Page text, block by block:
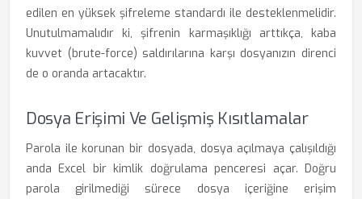
edilen en yüksek şifreleme standardı ile desteklenmelidir.
Unutulmamalıdır ki, şifrenin karmaşıklığı arttıkça, kaba
kuvvet (brute-force) saldırılarına karşı dosyanızın direnci
de o oranda artacaktır.
Dosya Erişimi Ve Gelişmiş Kısıtlamalar
Parola ile korunan bir dosyada, dosya açılmaya çalışıldığı
anda Excel bir kimlik doğrulama penceresi açar. Doğru
parola girilmediği sürece dosya içeriğine erişim